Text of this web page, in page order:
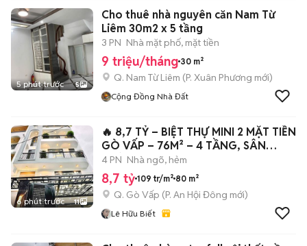
5 phút trước 5
Cho thuê nhà nguyên căn Nam Từ
Liêm 30m2 x 5 tầng
3 PN Nhà mặt phố, mặt tiền
9 triệu/tháng 30 m²
Q. Nam Từ Liêm (P. Xuân Phương mới)
Cộng Đồng Nhà Đất
6 phút trước 11
🔥 8,7 TỶ – BIỆT THỰ MINI 2 MẶT TIỀN
GÒ VẤP – 76M² – 4 TẦNG, SÂN
VƯỜN +
4 PN Nhà ngõ, hẻm
8,7 tỷ 109 tr/m² 80 m²
Q. Gò Vấp (P. An Hội Đông mới)
Lê Hữu Biết